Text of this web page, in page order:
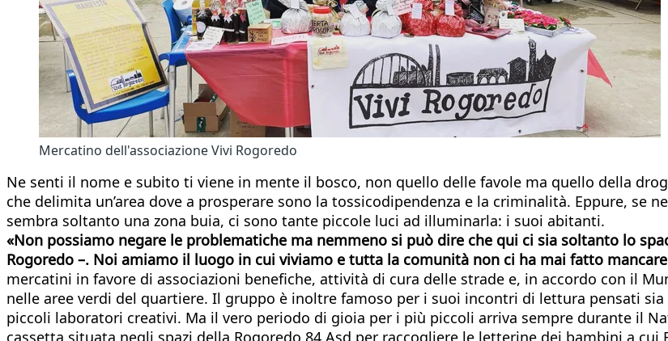
Mercatino dell'associazione Vivi Rogoredo
Ne senti il nome e subito ti viene in mente il bosco, non quello delle favole ma quello della
che delimita un’area dove a prosperare sono la tossicodipendenza e la criminalità. Eppure, se
sembra soltanto una zona buia, ci sono tante piccole luci ad illuminarla: i suoi abitanti.
«Non possiamo negare le problematiche ma nemmeno si può dire che qui ci sia soltanto lo
Rogoredo –. Noi amiamo il luogo in cui viviamo e tutta la comunità non ci ha mai fatto
mercatini in favore di associazioni benefiche, attività di cura delle strade e, in accordo con il
nelle aree verdi del quartiere. Il gruppo è inoltre famoso per i suoi incontri di lettura pensati
piccoli laboratori creativi. Ma il vero periodo di gioia per i più piccoli arriva sempre durante il
cassetta situata negli spazi della Rogoredo 84 Asd per raccogliere le letterine dei bambini a